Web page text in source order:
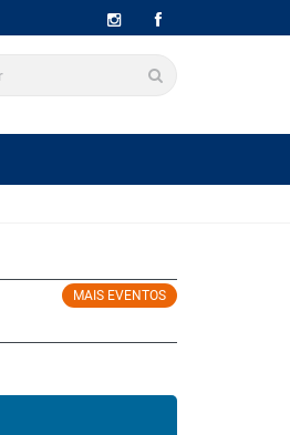
MAIS EVENTOS